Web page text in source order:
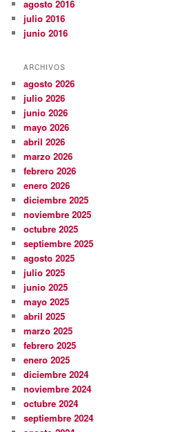
agosto 2016
julio 2016
junio 2016
ARCHIVOS
agosto 2026
julio 2026
junio 2026
mayo 2026
abril 2026
marzo 2026
febrero 2026
enero 2026
diciembre 2025
noviembre 2025
octubre 2025
septiembre 2025
agosto 2025
julio 2025
junio 2025
mayo 2025
abril 2025
marzo 2025
febrero 2025
enero 2025
diciembre 2024
noviembre 2024
octubre 2024
septiembre 2024